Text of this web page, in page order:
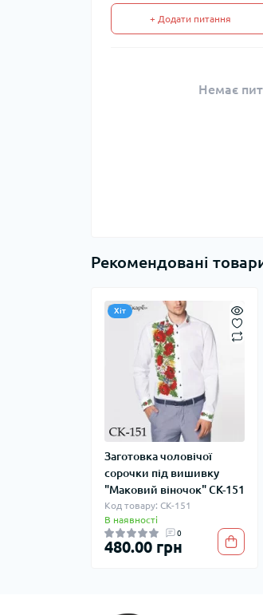
+ Додати питання
Немає
Рекомендовані
Хіт
Заготовка чоловічої
сорочки під вишивку
"Маковий віночок" СК-151
Код товару: СК-151
В наявності
0
480.00 грн